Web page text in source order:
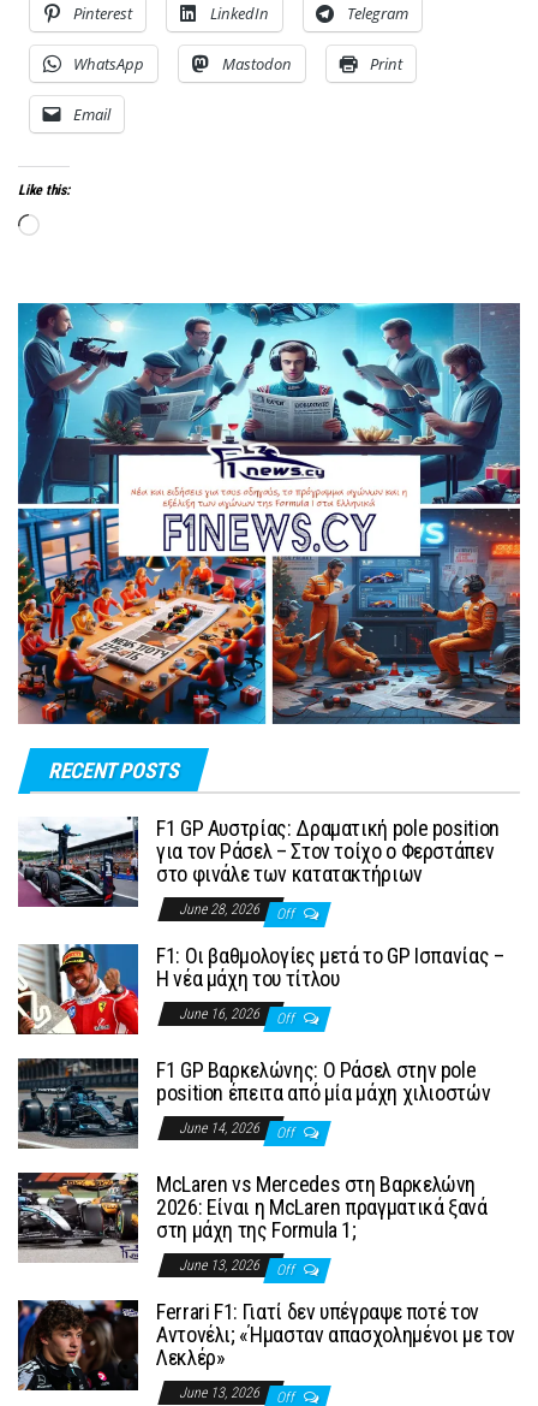
Pinterest LinkedIn Telegram
WhatsApp Mastodon Print
Email
Like this:
Loading…
RECENT POSTS
F1 GP Αυστρίας: Δραματική pole position
για τον Ράσελ – Στον τοίχο ο Φερστάπεν
στο φινάλε των κατατακτήριων
June 28, 2026 Off
F1: Οι βαθμολογίες μετά το GP Ισπανίας –
Η νέα μάχη του τίτλου
June 16, 2026 Off
F1 GP Βαρκελώνης: Ο Ράσελ στην pole
position έπειτα από μία μάχη χιλιοστών
June 14, 2026 Off
McLaren vs Mercedes στη Βαρκελώνη
2026: Είναι η McLaren πραγματικά ξανά
στη μάχη της Formula 1;
June 13, 2026 Off
Ferrari F1: Γιατί δεν υπέγραψε ποτέ τον
Αντονέλι; «Ήμασταν απασχολημένοι με τον
Λεκλέρ»
June 13, 2026 Off